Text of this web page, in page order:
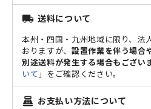
local_shipping 送料について
本州・四国・九州地域に限り、法
おりますが、 設置作業を伴う場合
別途送料が発生する場合もございま
いて 」をご確認ください。
point_of_sale お支払い方法について